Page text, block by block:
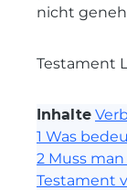
nicht
Testament
Inhalte
1 Was
2 Muss
Testament